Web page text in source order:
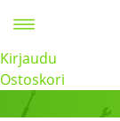
Kirjaudu
Ostoskori
Tuotteet